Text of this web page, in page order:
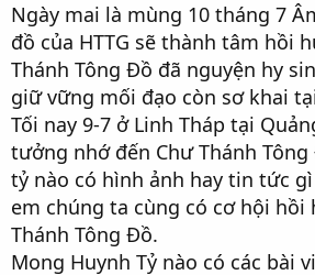
i
t
ạ
o
Ngày mai là mùng 10 tháng 7
đồ của HTTG sẽ thành tâm hồi
Thánh Tông Đồ đã nguyện hy
giữ vững mối đạo còn sơ khai
Tối nay 9-7 ở Linh Tháp tại
tưởng nhớ đến Chư Thánh
tỷ nào có hình ảnh hay tin tức
em chúng ta cùng có cơ hội hồi
Thánh Tông Đồ.
Mong Huynh Tỷ nào có các bài